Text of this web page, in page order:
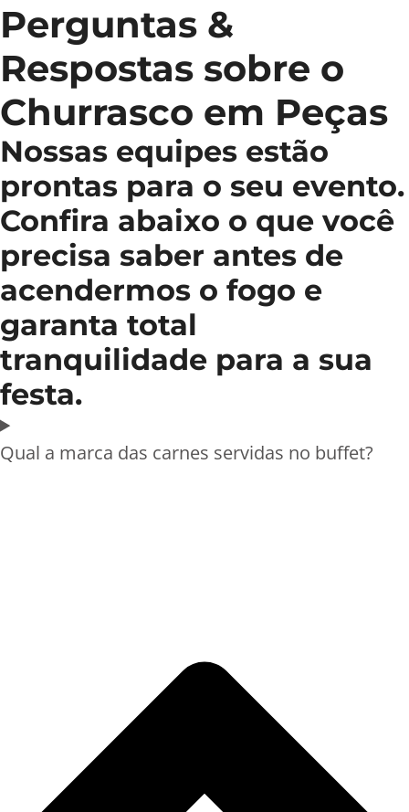
Perguntas &
Respostas sobre o
Churrasco em Peças
Nossas equipes estão
prontas para o seu evento.
Confira abaixo o que você
precisa saber antes de
acendermos o fogo e
garanta total
tranquilidade para a sua
festa.
Qual a marca das carnes servidas no buffet?